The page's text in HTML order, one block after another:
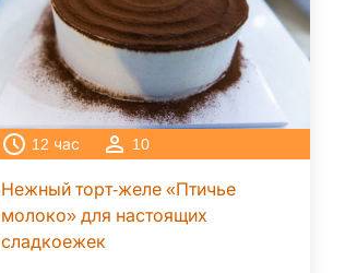
12 час 10
Нежный торт-желе «Птичье
молоко» для настоящих
сладкоежек